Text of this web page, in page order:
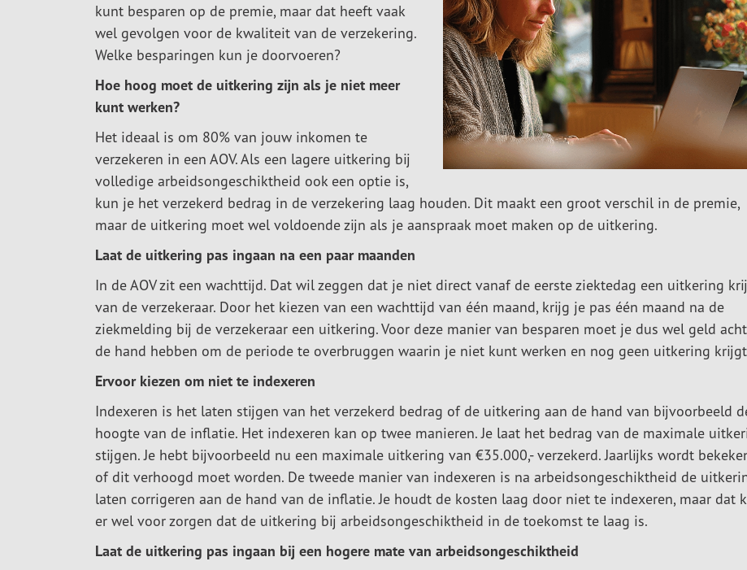
kunt besparen op de premie, maar dat heeft vaak
wel gevolgen voor de kwaliteit van de verzekering.
Welke besparingen kun je doorvoeren?
Hoe hoog moet de uitkering zijn als je niet meer
kunt werken?
Het ideaal is om 80% van jouw inkomen te
verzekeren in een AOV. Als een lagere uitkering bij
volledige arbeidsongeschiktheid ook een optie is,
kun je het verzekerd bedrag in de verzekering laag houden. Dit maakt een groot verschil in de premie,
maar de uitkering moet wel voldoende zijn als je aanspraak moet maken op de uitkering.
Laat de uitkering pas ingaan na een paar maanden
In de AOV zit een wachttijd. Dat wil zeggen dat je niet direct vanaf de eerste ziektedag een uitkering
van de verzekeraar. Door het kiezen van een wachttijd van één maand, krijg je pas één maand na de
ziekmelding bij de verzekeraar een uitkering. Voor deze manier van besparen moet je dus wel geld
de hand hebben om de periode te overbruggen waarin je niet kunt werken en nog geen uitkering
Ervoor kiezen om niet te indexeren
Indexeren is het laten stijgen van het verzekerd bedrag of de uitkering aan de hand van bijvoorbeeld
hoogte van de inflatie. Het indexeren kan op twee manieren. Je laat het bedrag van de maximale
stijgen. Je hebt bijvoorbeeld nu een maximale uitkering van €35.000,- verzekerd. Jaarlijks wordt
of dit verhoogd moet worden. De tweede manier van indexeren is na arbeidsongeschiktheid de
laten corrigeren aan de hand van de inflatie. Je houdt de kosten laag door niet te indexeren, maar dat
er wel voor zorgen dat de uitkering bij arbeidsongeschiktheid in de toekomst te laag is.
Laat de uitkering pas ingaan bij een hogere mate van arbeidsongeschiktheid